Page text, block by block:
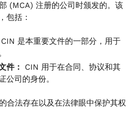
(MCA) 注册的公司时颁发的。该
包括：
CIN 是本重要文件的一部分，用于
件：
CIN 用于在合同、协议和其
公司的身份。
合法存在以及在法律眼中保护其权